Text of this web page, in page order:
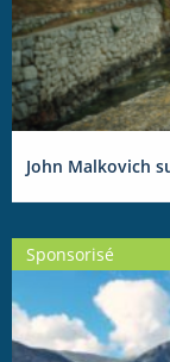
John Malkovich
Sponsorisé